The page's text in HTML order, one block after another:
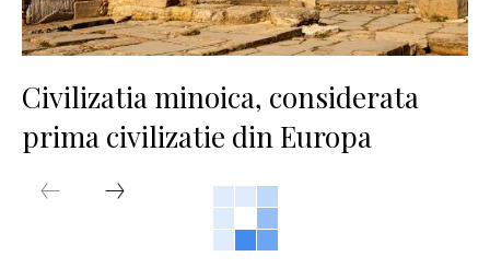
Civilizatia minoica, considerata
prima civilizatie din Europa